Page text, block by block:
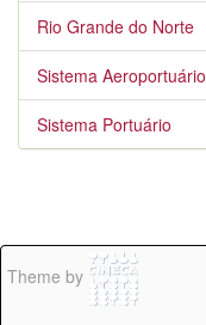
Rio Grande do Norte
Sistema Aeroportuário
Sistema Portuário
Theme by